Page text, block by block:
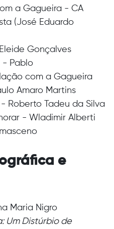
a Gagueira - CA
(José Eduardo
Gonçalves
- Pablo
com a Gagueira
Amaro Martins
Roberto Tadeu da Silva
- Wladimir Alberti
e
Maria Nigro
Um Distúrbio de